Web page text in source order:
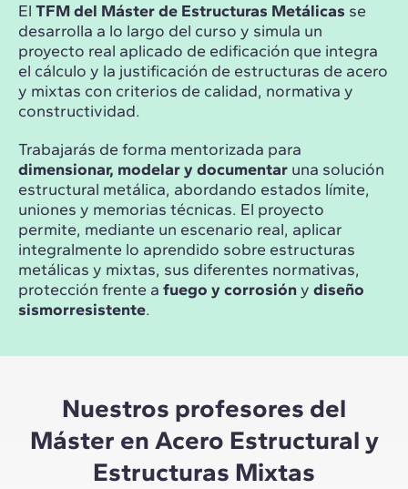
El TFM del Máster de Estructuras Metálicas se
desarrolla a lo largo del curso y simula un
proyecto real aplicado de edificación que integra
el cálculo y la justificación de estructuras de acero
y mixtas con criterios de calidad, normativa y
constructividad.
Trabajarás de forma mentorizada para
dimensionar, modelar y documentar una solución
estructural metálica, abordando estados límite,
uniones y memorias técnicas. El proyecto
permite, mediante un escenario real, aplicar
integralmente lo aprendido sobre estructuras
metálicas y mixtas, sus diferentes normativas,
protección frente a fuego y corrosióny diseño
sismorresistente.
Nuestros profesores del
Máster en Acero Estructural y
Estructuras Mixtas